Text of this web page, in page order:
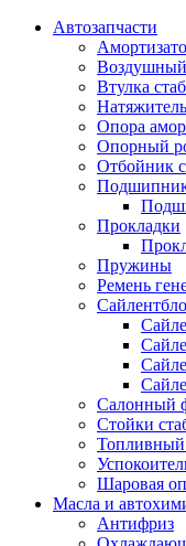
Автозапчасти
Втулка
Опора
Опорный
Отбойник
Прокладки
Пружины
Ремень
Салонный
Стойки
Топливный
Шаровая
Масла и
Антифриз